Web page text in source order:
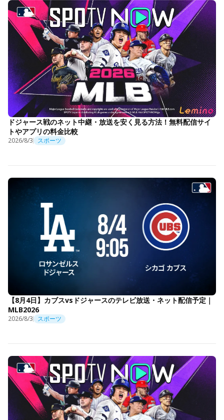
ドジャース戦のネット中継・放送を安く見る方法！無料配信サイ
トやアプリの料金比較
2026/8/3 スポーツ
【8月4日】カブスvsドジャースのテレビ放送・ネット配信予定｜
MLB2026
2026/8/3 スポーツ